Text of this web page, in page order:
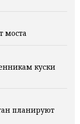
моста
куски
планируют